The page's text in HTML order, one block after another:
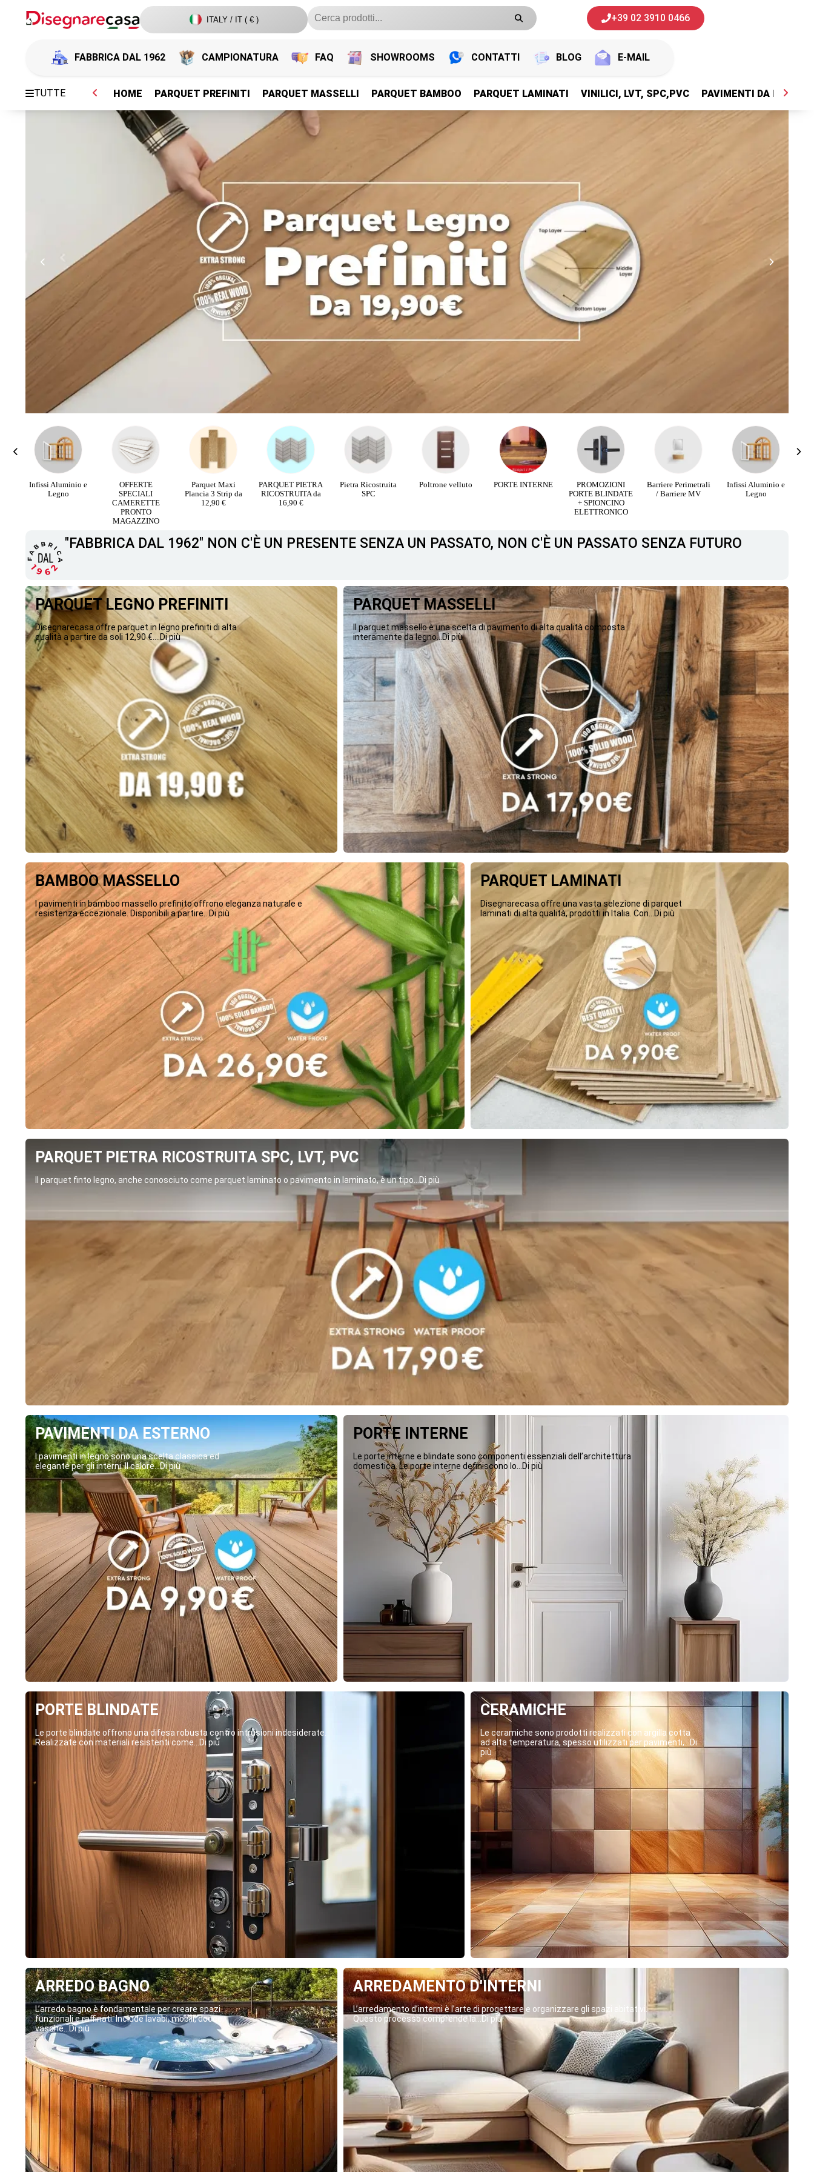
ITALY / IT ( € ) +39 02 3910 0466
FABBRICA DAL 1962 CAMPIONATURA FAQ SHOWROOMS CONTATTI BLOG E-MAIL
TUTTE
PARQUET PREFINITI
Parquet Legno Prefiniti
PARQUET PREFINITI
HOME PARQUET PREFINITI PARQUET MASSELLI PARQUET BAMBOO PARQUET LAMINATI VINILICI, LVT, SPC,PVC PAVIMENTI DA ESTERNI
PARQUET PREFINITI
Parquet Legno Prefiniti
PARQUET PREFINITI
Infissi Aluminio e
Legno
OFFERTE
SPECIALI
CAMERETTE
PRONTO
MAGAZZINO
Parquet Maxi
Plancia 3 Strip da
12,90 €
PARQUET PIETRA
RICOSTRUITA da
16,90 €
Pietra Ricostruita
SPC
Poltrone velluto PORTE INTERNE
PROMOZIONI
PORTE BLINDATE
+ SPIONCINO
ELETTRONICO
Barriere Perimetrali
/ Barriere MV
Infissi Aluminio e
Legno
"FABBRICA DAL 1962" NON C'È UN PRESENTE SENZA UN PASSATO, NON C'È UN PASSATO SENZA FUTURO
PARQUET LEGNO PREFINITI
Disegnarecasa offre parquet in legno prefiniti di alta
qualità a partire da soli 12,90 €....Di più
PARQUET MASSELLI
Il parquet massello è una scelta di pavimento di alta qualità composta
interamente da legno...Di più
BAMBOO MASSELLO
I pavimenti in bamboo massello prefinito offrono eleganza naturale e
resistenza eccezionale. Disponibili a partire...Di più
PARQUET LAMINATI
Disegnarecasa offre una vasta selezione di parquet
laminati di alta qualità, prodotti in Italia. Con...Di più
PARQUET PIETRA RICOSTRUITA SPC, LVT, PVC
Il parquet finto legno, anche conosciuto come parquet laminato o pavimento in laminato, è un tipo...Di più
PAVIMENTI DA ESTERNO
I pavimenti in legno sono una scelta classica ed
elegante per gli interni. Il calore...Di più
PORTE INTERNE
Le porte interne e blindate sono componenti essenziali dell’architettura
domestica. Le porte interne definiscono lo...Di più
PORTE BLINDATE
Le porte blindate offrono una difesa robusta contro intrusioni indesiderate.
Realizzate con materiali resistenti come...Di più
CERAMICHE
Le ceramiche sono prodotti realizzati con argilla cotta
ad alta temperatura, spesso utilizzati per pavimenti,...Di
più
ARREDO BAGNO
L’arredo bagno è fondamentale per creare spazi
funzionali e raffinati. Include lavabi, mobili, docce,
vasche...Di più
ARREDAMENTO D'INTERNI
L’arredamento d’interni è l’arte di progettare e organizzare gli spazi abitativi.
Questo processo comprende la...Di più